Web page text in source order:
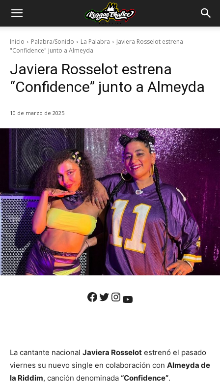
Inicio Palabra/Sonido La Palabra
Javiera Rosselot estrena
"Confidence" junto a Almeyda
Javiera Rosselot estrena
“Confidence” junto a Almeyda
10 de marzo de 2025
Facebook Twitter Instagram YouTube
La cantante nacional Javiera Rosselot estrenó el pasado
viernes su nuevo single en colaboración con Almeyda de
la Riddim, canción denominada “Confidence”.